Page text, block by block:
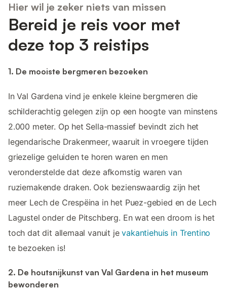
Hier wil je zeker niets van missen
Bereid je reis voor met
deze top 3 reistips
1. De mooiste bergmeren bezoeken
In Val Gardena vind je enkele kleine bergmeren die
schilderachtig gelegen zijn op een hoogte van minstens
2.000 meter. Op het Sella-massief bevindt zich het
legendarische Drakenmeer, waaruit in vroegere tijden
griezelige geluiden te horen waren en men
veronderstelde dat deze afkomstig waren van
ruziemakende draken. Ook bezienswaardig zijn het
meer Lech de Crespëina in het Puez-gebied en de Lech
Lagustel onder de Pitschberg. En wat een droom is het
toch dat dit allemaal vanuit jevakantiehuis in Trentino
te bezoeken is!
2. De houtsnijkunst van Val Gardena in het museum
bewonderen